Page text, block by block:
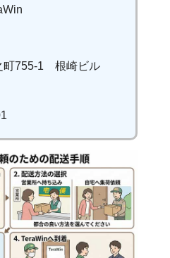
町755-1 根崎ビル